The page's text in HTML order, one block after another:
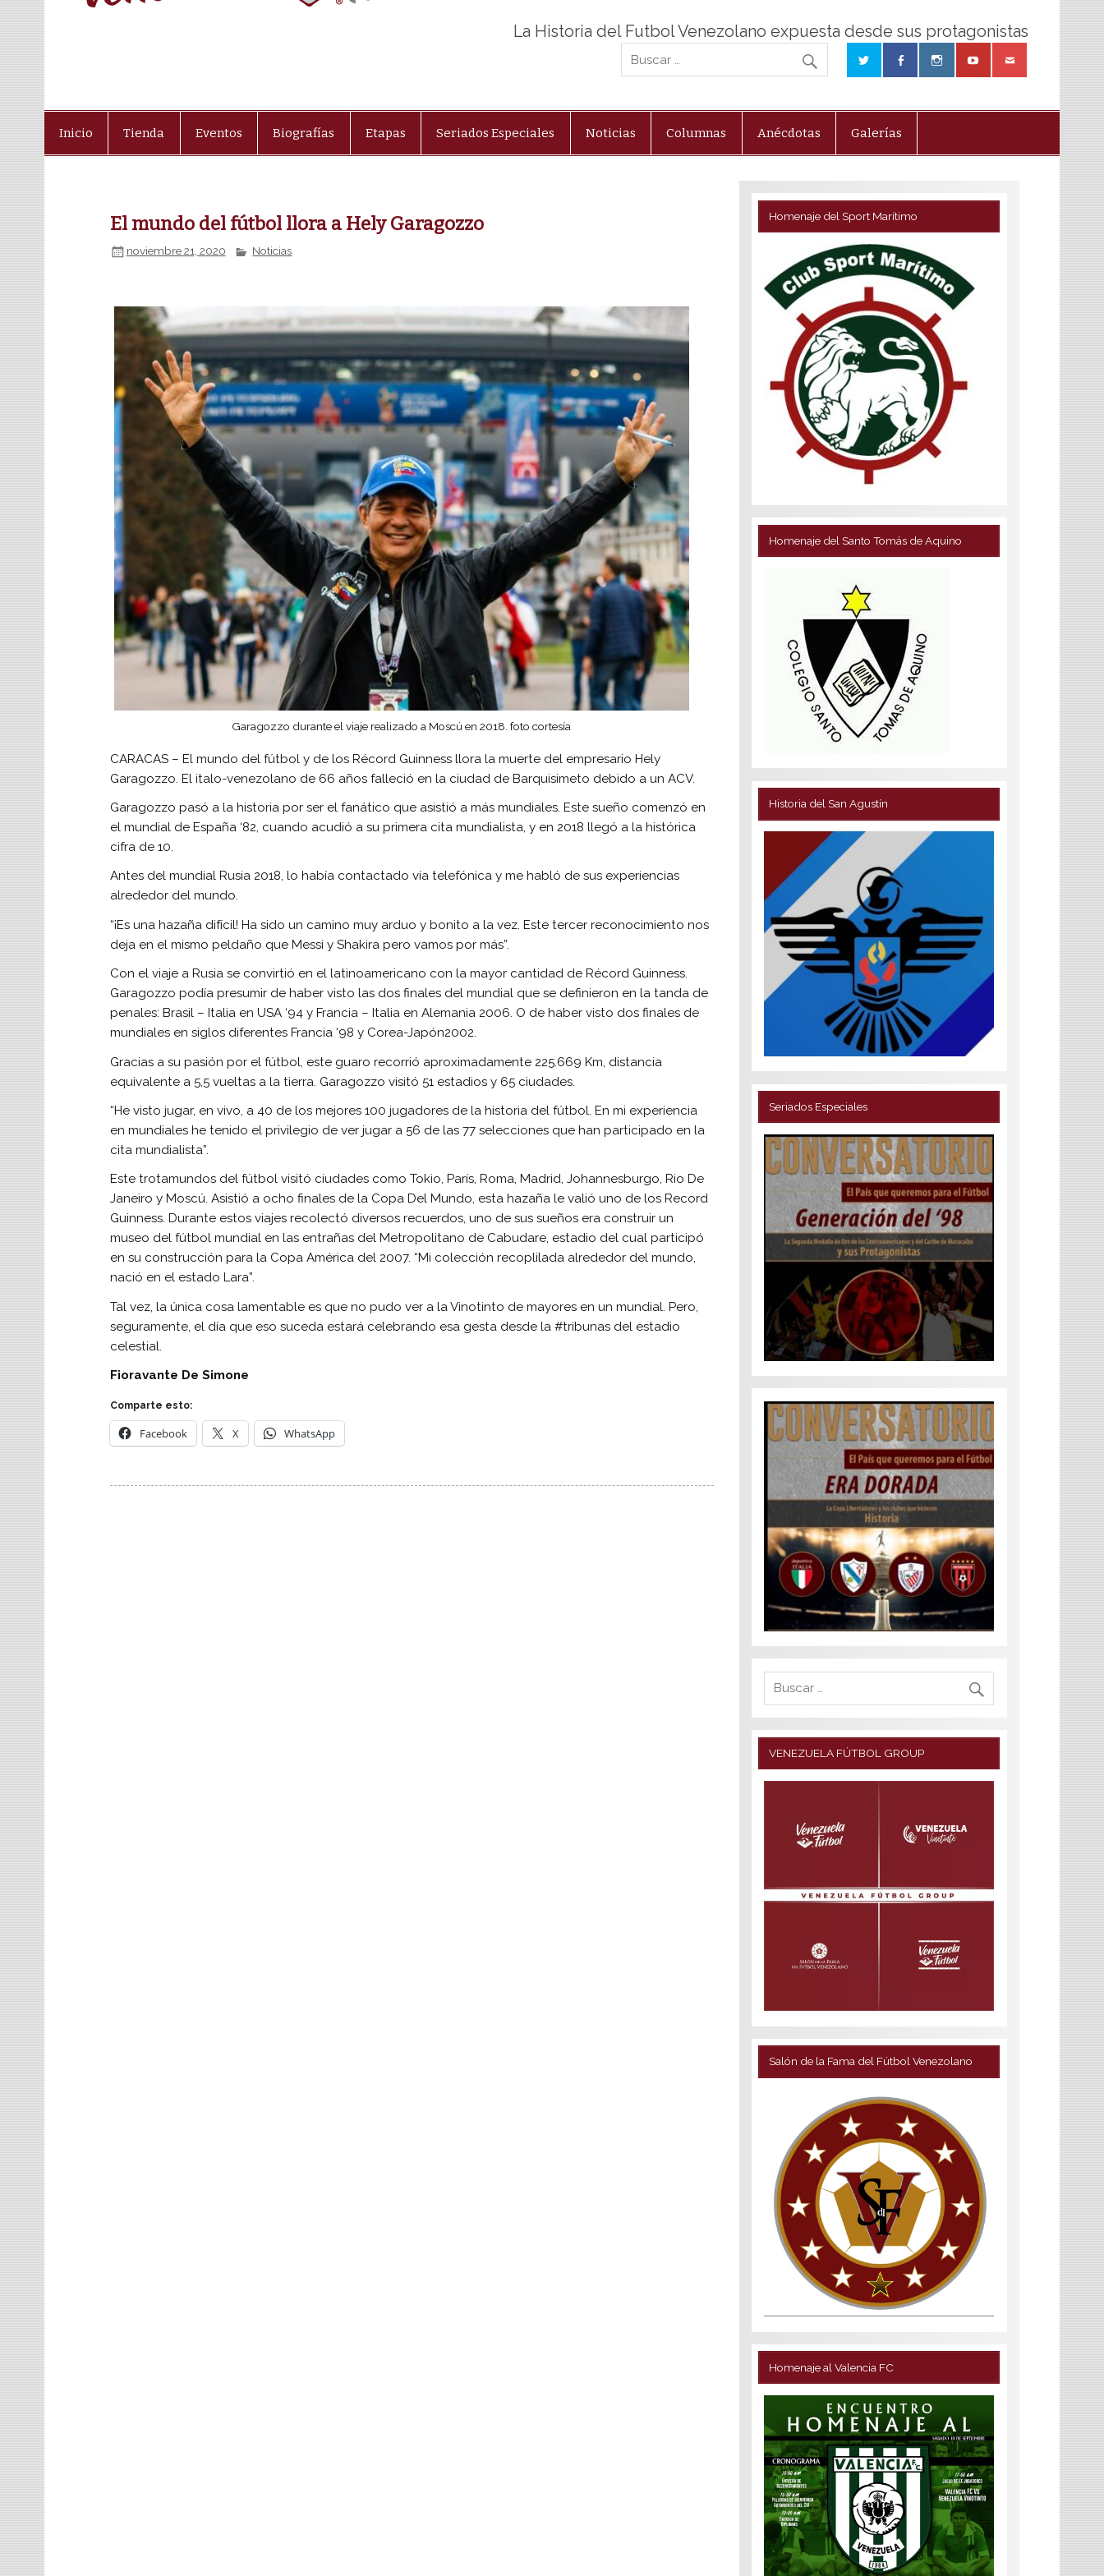
La Historia del Futbol Venezolano expuesta desde sus protagonistas
Inicio Tienda Eventos Biografías Etapas Seriados Especiales Noticias Columnas Anécdotas Galerías
El mundo del fútbol llora a Hely Garagozzo
noviembre 21, 2020 Noticias
Garagozzo durante el viaje realizado a Moscú en 2018. foto cortesía
CARACAS – El mundo del fútbol y de los Récord Guinness llora la muerte del empresario Hely
Garagozzo. El italo-venezolano de 66 años falleció en la ciudad de Barquisimeto debido a un ACV.
Garagozzo pasó a la historia por ser el fanático que asistió a más mundiales. Este sueño comenzó en
el mundial de España ‘82, cuando acudió a su primera cita mundialista, y en 2018 llegó a la histórica
cifra de 10.
Antes del mundial Rusia 2018, lo había contactado vía telefónica y me habló de sus experiencias
alrededor del mundo.
“¡Es una hazaña difícil! Ha sido un camino muy arduo y bonito a la vez. Este tercer reconocimiento nos
deja en el mismo peldaño que Messi y Shakira pero vamos por más”.
Con el viaje a Rusia se convirtió en el latinoamericano con la mayor cantidad de Récord Guinness.
Garagozzo podía presumir de haber visto las dos finales del mundial que se definieron en la tanda de
penales: Brasil – Italia en USA ‘94 y Francia – Italia en Alemania 2006. O de haber visto dos finales de
mundiales en siglos diferentes Francia ‘98 y Corea-Japón2002.
Gracias a su pasión por el fútbol, este guaro recorrió aproximadamente 225.669 Km, distancia
equivalente a 5,5 vueltas a la tierra. Garagozzo visitó 51 estadios y 65 ciudades.
“He visto jugar, en vivo, a 40 de los mejores 100 jugadores de la historia del fútbol. En mi experiencia
en mundiales he tenido el privilegio de ver jugar a 56 de las 77 selecciones que han participado en la
cita mundialista”.
Este trotamundos del fútbol visitó ciudades como Tokio, París, Roma, Madrid, Johannesburgo, Rio De
Janeiro y Moscú. Asistió a ocho finales de la Copa Del Mundo, esta hazaña le valió uno de los Record
Guinness. Durante estos viajes recolectó diversos recuerdos, uno de sus sueños era construir un
museo del fútbol mundial en las entrañas del Metropolitano de Cabudare, estadio del cual participó
en su construcción para la Copa América del 2007. “Mi colección recoplilada alrededor del mundo,
nació en el estado Lara”.
Tal vez, la única cosa lamentable es que no pudo ver a la Vinotinto de mayores en un mundial. Pero,
seguramente, el día que eso suceda estará celebrando esa gesta desde la #tribunas del estadio
celestial.
Fioravante De Simone
Comparte esto:
Facebook X WhatsApp
Homenaje del Sport Marítimo
Homenaje del Santo Tomás de Aquino
Historia del San Agustín
Seriados Especiales
VENEZUELA FÚTBOL GROUP
Salón de la Fama del Fútbol Venezolano
Homenaje al Valencia FC